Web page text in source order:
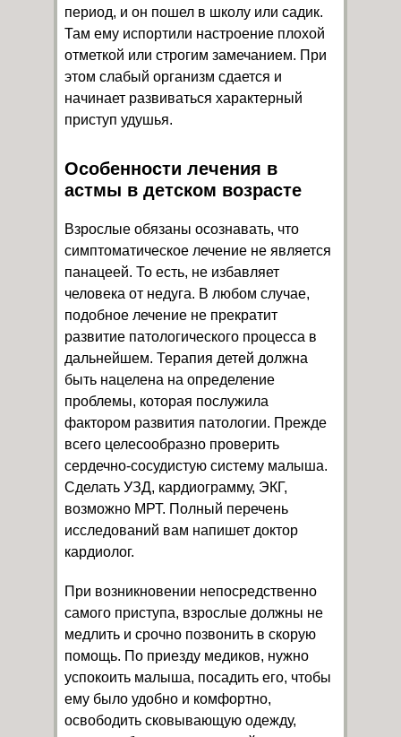
период, и он пошел в школу или садик.
Там ему испортили настроение плохой
отметкой или строгим замечанием. При
этом слабый организм сдается и
начинает развиваться характерный
приступ удушья.
Особенности лечения в
астмы в детском возрасте
Взрослые обязаны осознавать, что
симптоматическое лечение не является
панацеей. То есть, не избавляет
человека от недуга. В любом случае,
подобное лечение не прекратит
развитие патологического процесса в
дальнейшем. Терапия детей должна
быть нацелена на определение
проблемы, которая послужила
фактором развития патологии. Прежде
всего целесообразно проверить
сердечно-сосудистую систему малыша.
Сделать УЗД, кардиограмму, ЭКГ,
возможно МРТ. Полный перечень
исследований вам напишет доктор
кардиолог.
При возникновении непосредственно
самого приступа, взрослые должны не
медлить и срочно позвонить в скорую
помощь. По приезду медиков, нужно
успокоить малыша, посадить его, чтобы
ему было удобно и комфортно,
освободить сковывающую одежду,